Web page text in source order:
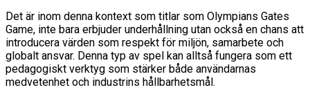
Det är inom denna kontext som titlar som Olympians Gates
Game, inte bara erbjuder underhållning utan också en chans att
introducera värden som respekt för miljön, samarbete och
globalt ansvar. Denna typ av spel kan alltså fungera som ett
pedagogiskt verktyg som stärker både användarnas
medvetenhet och industrins hållbarhetsmål.